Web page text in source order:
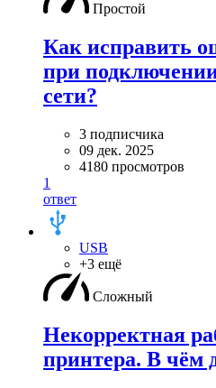
Простой
Как исправить
при
сети?
3 подписчика
09 дек. 2025
4180 просмотров
1
ответ
USB
+3 ещё
Сложный
Некорректная
принтера. В чём